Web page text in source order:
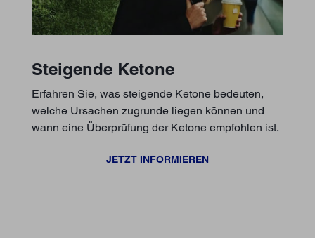
Steigende Ketone
Erfahren Sie, was steigende Ketone bedeuten,
welche Ursachen zugrunde liegen können und
wann eine Überprüfung der Ketone empfohlen ist.
JETZT INFORMIEREN